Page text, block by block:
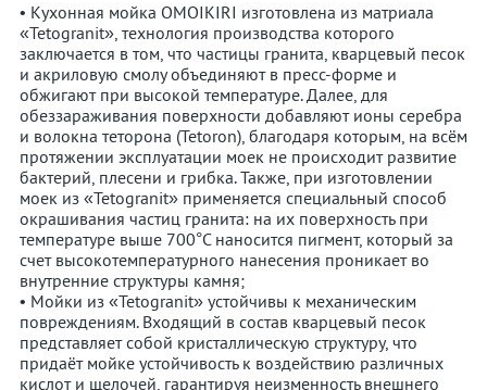
• Кухонная мойка OMOIKIRI изготовлена из матриала
«Tetogranit», технология производства которого
заключается в том, что частицы гранита, кварцевый песок
и акриловую смолу объединяют в пресс-форме и
обжигают при высокой температуре. Далее, для
обеззараживания поверхности добавляют ионы серебра
и волокна теторона (Tetoron), благодаря которым, на всём
протяжении эксплуатации моек не происходит развитие
бактерий, плесени и грибка. Также, при изготовлении
моек из «Tetogranit» применяется специальный способ
окрашивания частиц гранита: на их поверхность при
температуре выше 700°С наносится пигмент, который за
счет высокотемпературного нанесения проникает во
внутренние структуры камня;
• Мойки из «Tetogranit» устойчивы к механическим
повреждениям. Входящий в состав кварцевый песок
представляет собой кристаллическую структуру, что
придаёт мойке устойчивость к воздействию различных
кислот и щелочей, гарантируя неизменность внешнего